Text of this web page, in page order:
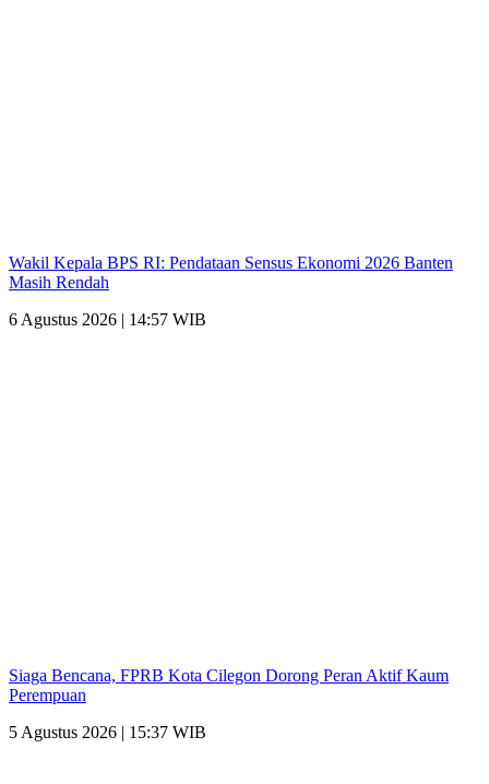
Wakil Kepala BPS RI: Pendataan Sensus Ekonomi 2026 Banten
Masih Rendah
6 Agustus 2026 | 14:57 WIB
Siaga Bencana, FPRB Kota Cilegon Dorong Peran Aktif Kaum
Perempuan
5 Agustus 2026 | 15:37 WIB